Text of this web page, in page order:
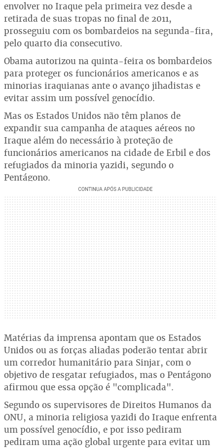
envolver no Iraque pela primeira vez desde a
retirada de suas tropas no final de 2011,
prosseguiu com os bombardeios na segunda-fira,
pelo quarto dia consecutivo.
Obama autorizou na quinta-feira os bombardeios
para proteger os funcionários americanos e as
minorias iraquianas ante o avanço jihadistas e
evitar assim um possível genocídio.
Mas os Estados Unidos não têm planos de
expandir sua campanha de ataques aéreos no
Iraque além do necessário à proteção de
funcionários americanos na cidade de Erbil e dos
refugiados da minoria yazidi, segundo o
Pentágono.
Matérias da imprensa apontam que os Estados
Unidos ou as forças aliadas poderão tentar abrir
um corredor humanitário para Sinjar, com o
objetivo de resgatar refugiados, mas o Pentágono
afirmou que essa opção é "complicada".
Segundo os supervisores de Direitos Humanos da
ONU, a minoria religiosa yazidi do Iraque enfrenta
um possível genocídio, e por isso pediram
pediram uma ação global urgente para evitar um